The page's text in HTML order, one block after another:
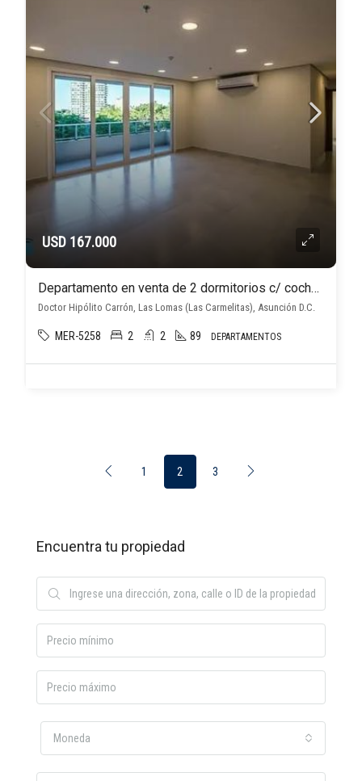
USD 167.000
Departamento en venta de 2 dormitorios c/ cochera en Las Lomas (Las Carmelitas)
Doctor Hipólito Carrón, Las Lomas (Las Carmelitas), Asunción D.C.
MER-5258 2 2 89 DEPARTAMENTOS
1 2 3
Encuentra tu propiedad
Moneda